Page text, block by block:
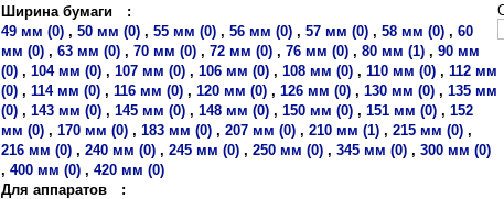
Ширина бумаги
:
49 мм (0) , 50 мм (0) , 55 мм (0) , 56 мм (0) , 57 мм (0) , 58 мм (0) , 60
мм (0) , 63 мм (0) , 70 мм (0) , 72 мм (0) , 76 мм (0) , 80 мм (1) , 90 мм
(0) , 104 мм (0) , 107 мм (0) , 106 мм (0) , 108 мм (0) , 110 мм (0) , 112 мм
(0) , 114 мм (0) , 116 мм (0) , 120 мм (0) , 126 мм (0) , 130 мм (0) , 135 мм
(0) , 143 мм (0) , 145 мм (0) , 148 мм (0) , 150 мм (0) , 151 мм (0) , 152
мм (0) , 170 мм (0) , 183 мм (0) , 207 мм (0) , 210 мм (1) , 215 мм (0) ,
216 мм (0) , 240 мм (0) , 245 мм (0) , 250 мм (0) , 345 мм (0) , 300 мм (0)
, 400 мм (0) , 420 мм (0)
Для аппаратов
: